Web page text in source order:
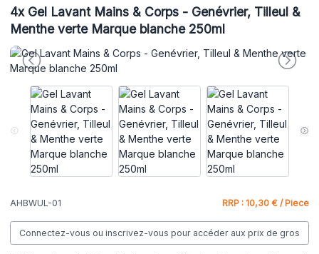
4xGel Lavant Mains & Corps - Genévrier, Tilleul &
Menthe verte Marque blanche 250ml
AHBWUL-01 RRP : 10,30 € / Piece
Connectez-vous ou inscrivez-vous pour accéder aux prix de gros